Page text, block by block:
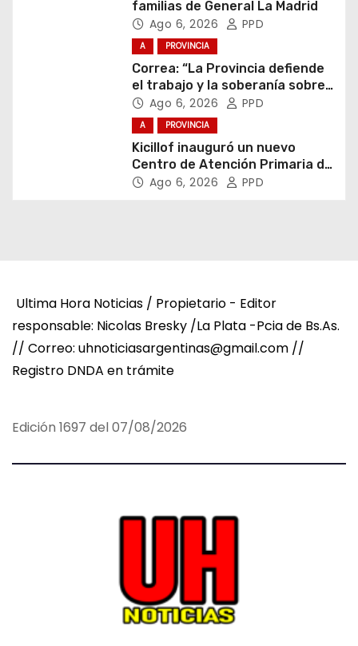
familias de General La Madrid
Ago 6, 2026 PPD
A PROVINCIA
Correa: “La Provincia defiende
el trabajo y la soberanía sobre
puertos y ríos”
Ago 6, 2026 PPD
A PROVINCIA
Kicillof inauguró un nuevo
Centro de Atención Primaria de
la Salud
Ago 6, 2026 PPD
Ultima Hora Noticias / Propietario - Editor
responsable: Nicolas Bresky /La Plata -Pcia de Bs.As.
// Correo: uhnoticiasargentinas@gmail.com //
Registro DNDA en trámite
Edición 1697 del 07/08/2026